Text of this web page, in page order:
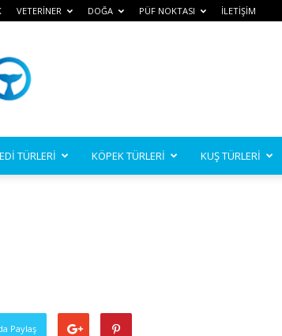
VETERİNER DOĞA PÜF NOKTASI İLETİŞİM
TÜRLERİ KÖPEK TÜRLERİ KUŞ TÜRLERİ
Paylaş